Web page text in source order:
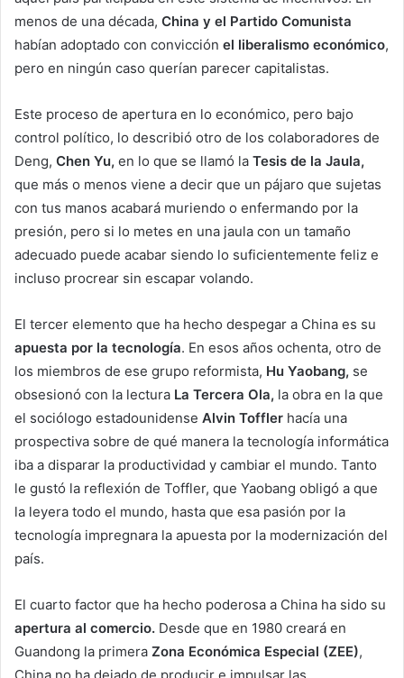
menos de una década, China y el Partido Comunista
habían adoptado con convicción el liberalismo económico,
pero en ningún caso querían parecer capitalistas.
Este proceso de apertura en lo económico, pero bajo
control político, lo describió otro de los colaboradores de
Deng, Chen Yu, en lo que se llamó la Tesis de la Jaula,
que más o menos viene a decir que un pájaro que sujetas
con tus manos acabará muriendo o enfermando por la
presión, pero si lo metes en una jaula con un tamaño
adecuado puede acabar siendo lo suficientemente feliz e
incluso procrear sin escapar volando.
El tercer elemento que ha hecho despegar a China es su
apuesta por la tecnología. En esos años ochenta, otro de
los miembros de ese grupo reformista, Hu Yaobang, se
obsesionó con la lectura La Tercera Ola, la obra en la que
el sociólogo estadounidense Alvin Toffler hacía una
prospectiva sobre de qué manera la tecnología informática
iba a disparar la productividad y cambiar el mundo. Tanto
le gustó la reflexión de Toffler, que Yaobang obligó a que
la leyera todo el mundo, hasta que esa pasión por la
tecnología impregnara la apuesta por la modernización del
país.
El cuarto factor que ha hecho poderosa a China ha sido su
apertura al comercio. Desde que en 1980 creará en
Guandong la primera Zona Económica Especial (ZEE),